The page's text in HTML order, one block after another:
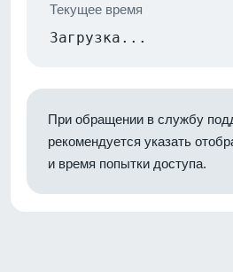
Текущее время
Загрузка...
При обращении в службу
рекомендуется указать
и время попытки доступа.